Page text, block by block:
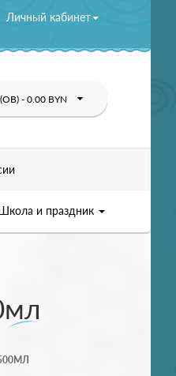
Личный кабинет
- 0.00 BYN
и праздник